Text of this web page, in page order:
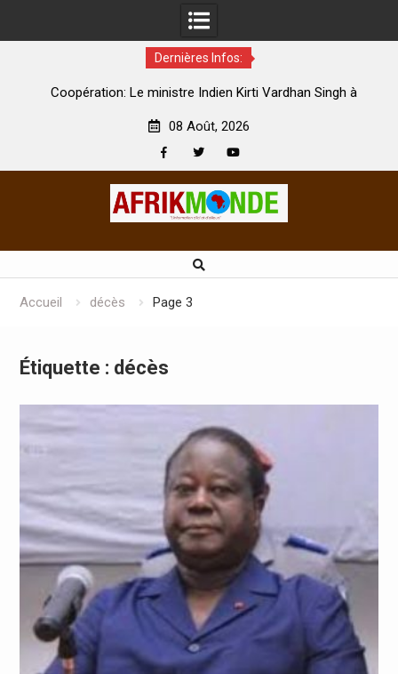
Dernières Infos:
Coopération: Le ministre Indien Kirti Vardhan Singh à
08 Août, 2026
Accueil décès Page 3
Étiquette : décès